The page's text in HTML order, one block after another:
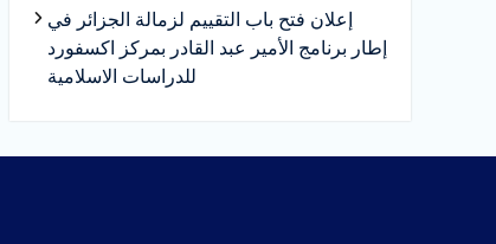
إعلان فتح باب التقييم لزمالة الجزائر في
إطار برنامج الأمير عبد القادر بمركز اكسفورد
للدراسات الاسلامية